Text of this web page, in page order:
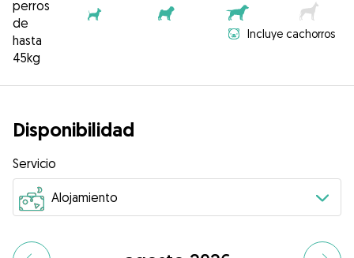
perros
de
hasta
45kg
Incluye cachorros
Disponibilidad
Servicio